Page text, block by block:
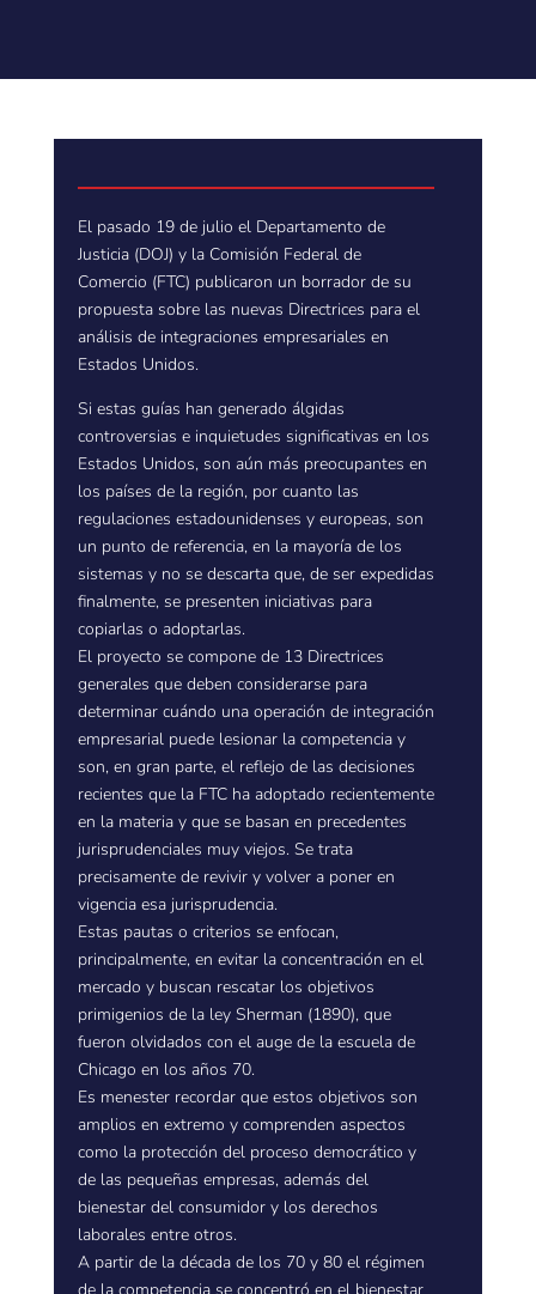
El pasado 19 de julio el Departamento de
Justicia (DOJ) y la Comisión Federal de
Comercio (FTC) publicaron un borrador de su
propuesta sobre las nuevas Directrices para el
análisis de integraciones empresariales en
Estados Unidos.
Si estas guías han generado álgidas
controversias e inquietudes significativas en los
Estados Unidos, son aún más preocupantes en
los países de la región, por cuanto las
regulaciones estadounidenses y europeas, son
un punto de referencia, en la mayoría de los
sistemas y no se descarta que, de ser expedidas
finalmente, se presenten iniciativas para
copiarlas o adoptarlas.
El proyecto se compone de 13 Directrices
generales que deben considerarse para
determinar cuándo una operación de integración
empresarial puede lesionar la competencia y
son, en gran parte, el reflejo de las decisiones
recientes que la FTC ha adoptado recientemente
en la materia y que se basan en precedentes
jurisprudenciales muy viejos. Se trata
precisamente de revivir y volver a poner en
vigencia esa jurisprudencia.
Estas pautas o criterios se enfocan,
principalmente, en evitar la concentración en el
mercado y buscan rescatar los objetivos
primigenios de la ley Sherman (1890), que
fueron olvidados con el auge de la escuela de
Chicago en los años 70.
Es menester recordar que estos objetivos son
amplios en extremo y comprenden aspectos
como la protección del proceso democrático y
de las pequeñas empresas, además del
bienestar del consumidor y los derechos
laborales entre otros.
A partir de la década de los 70 y 80 el régimen